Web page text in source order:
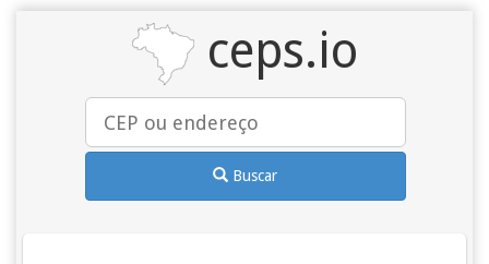
ceps.io
Buscar